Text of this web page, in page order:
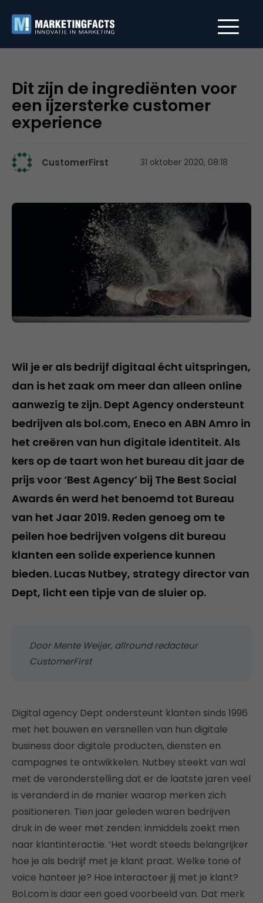
Dit zijn de ingrediënten voor
een ijzersterke customer
experience
CustomerFirst 31 oktober 2020, 08:18
Wil je er als bedrijf digitaal écht uitspringen,
dan is het zaak om meer dan alleen online
aanwezig te zijn. Dept Agency ondersteunt
bedrijven als bol.com, Eneco en ABN Amro in
het creëren van hun digitale identiteit. Als
kers op de taart won het bureau dit jaar de
prijs voor ‘Best Agency’ bij The Best Social
Awards én werd het benoemd tot Bureau
van het Jaar 2019. Reden genoeg om te
peilen hoe bedrijven volgens dit bureau
klanten een solide experience kunnen
bieden. Lucas Nutbey, strategy director van
Dept, licht een tipje van de sluier op.
Door Mente Weijer, allround redacteur
CustomerFirst
Digital agency Dept ondersteunt klanten sinds 1996
met het bouwen en versnellen van hun digitale
business door digitale producten, diensten en
campagnes te ontwikkelen. Nutbey steekt van wal
met de veronderstelling dat er de laatste jaren veel
is veranderd in de manier waarop merken zich
positioneren. Tien jaar geleden waren bedrijven
druk in de weer met zenden: inmiddels zoekt men
naar klantinteractie. ‘Het wordt steeds belangrijker
hoe je als bedrijf met je klant praat. Welke tone of
voice hanteer je? Hoe interacteer jij met je klant?
Bol.com is daar een goed voorbeeld van. Dat merk